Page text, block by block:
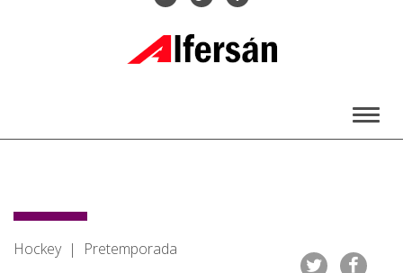
Hockey | Pretemporada